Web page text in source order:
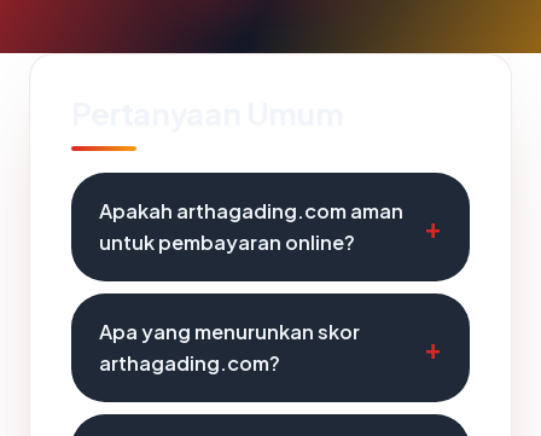
Apakah arthagading.com aman
untuk pembayaran online?
Apa yang menurunkan skor
arthagading.com?